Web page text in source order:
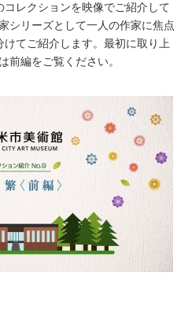
レクションを映像でご紹介して
シリーズとして一人の作家に焦点
てご紹介します。最初に取り上
前編をご覧ください。